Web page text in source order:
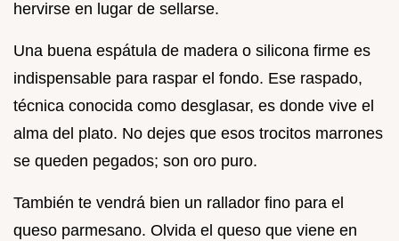
hervirse en lugar de sellarse.
Una buena espátula de madera o silicona firme es
indispensable para raspar el fondo. Ese raspado,
técnica conocida como desglasar, es donde vive el
alma del plato. No dejes que esos trocitos marrones
se queden pegados; son oro puro.
También te vendrá bien un rallador fino para el
queso parmesano. Olvida el queso que viene en